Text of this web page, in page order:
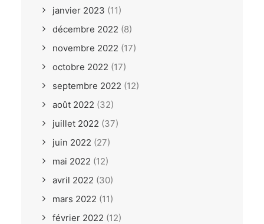
janvier 2023 (11)
décembre 2022 (8)
novembre 2022 (17)
octobre 2022 (17)
septembre 2022 (12)
août 2022 (32)
juillet 2022 (37)
juin 2022 (27)
mai 2022 (12)
avril 2022 (30)
mars 2022 (11)
février 2022 (12)